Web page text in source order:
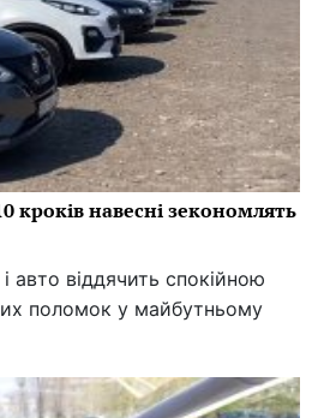
кроків навесні зекономлять
авто віддячить спокійною
поломок у майбутньому